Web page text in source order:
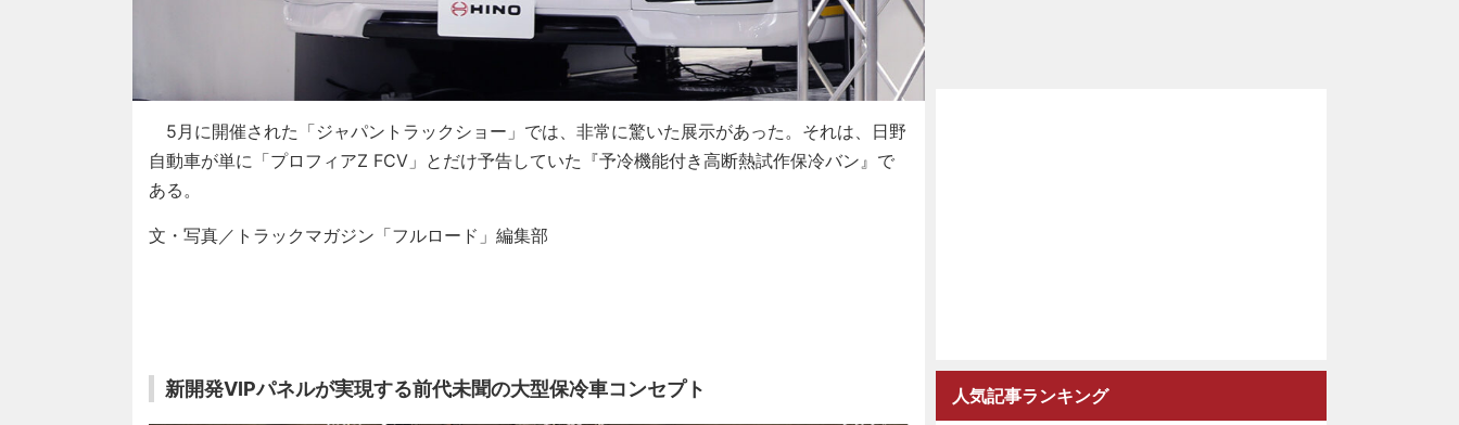
5月に開催された「ジャパントラックショー」では、非常に驚いた展示があった。それは、日野
自動車が単に「プロフィアZ FCV」とだけ予告していた『予冷機能付き高断熱試作保冷バン』で
ある。
文・写真／トラックマガジン「フルロード」編集部
新開発VIPパネルが実現する前代未聞の大型保冷車コンセプト 人気記事ランキング